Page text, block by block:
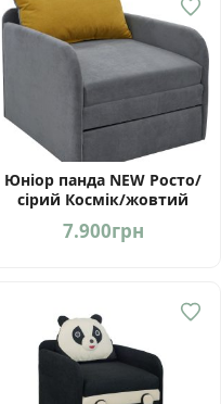
Юніор панда NEW Росто/
сірий Космік/жовтий
дитячий диван від
Мебель-Сервіс Україна
7.900грн